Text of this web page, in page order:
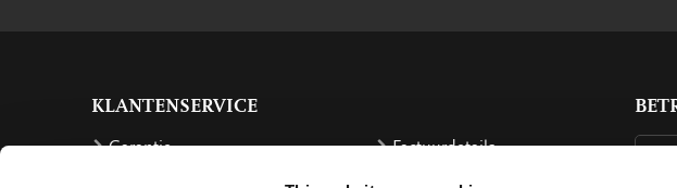
KLANTENSERVICE
Garantie
Factuurdetails
Terugbetaling